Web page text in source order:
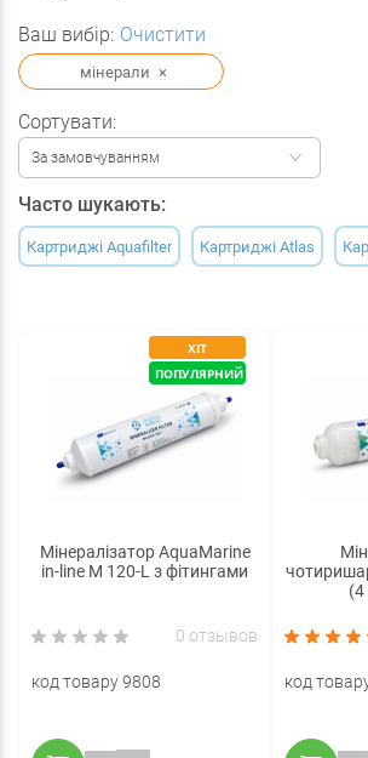
Ваш вибір: Очистити
мінерали ×
Сортувати:
За замовчуванням
Часто шукають:
Картриджі Aquafilter Картриджі Atlas
ХІТ
ПОПУЛЯРНИЙ
Мінералізатор AquaMarine
in-line M 120-L з фітингами
0 отзывов
код товару 9808
(4
код